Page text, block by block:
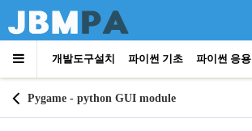
개발도구설치 파이썬 기초 파이썬 응용
Pygame - python GUI module